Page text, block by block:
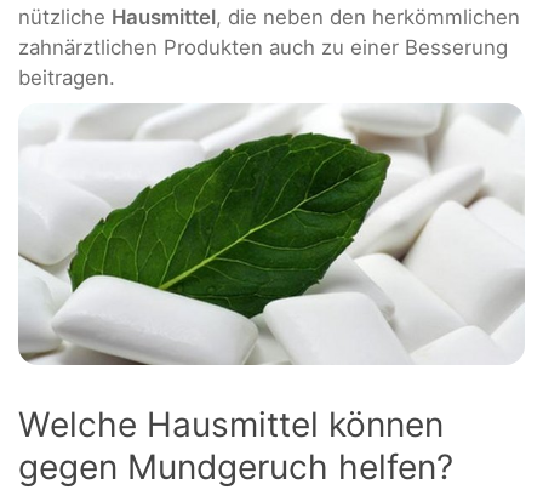
nützliche Hausmittel, die neben den herkömmlichen
zahnärztlichen Produkten auch zu einer Besserung
beitragen.
Welche Hausmittel können
gegen Mundgeruch helfen?